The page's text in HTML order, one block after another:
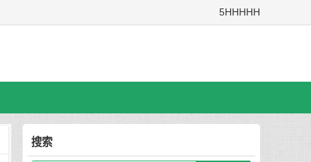
5HHHHH
搜索